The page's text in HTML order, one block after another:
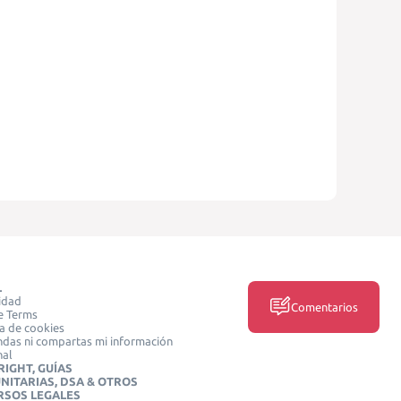
Terms
de cookies
ni compartas mi información
GUÍAS
DSA & OTROS
LEGALES
Comentarios